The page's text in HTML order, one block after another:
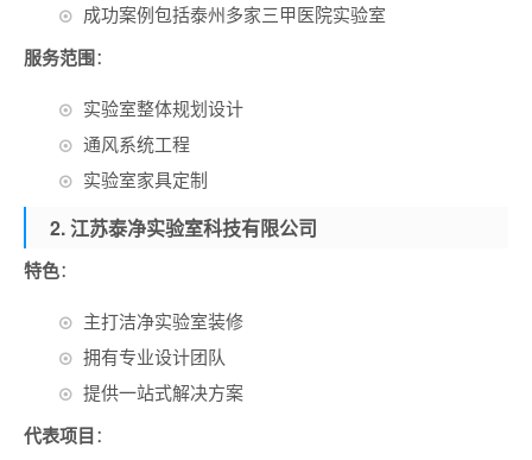
成功案例包括泰州多家三甲医院实验室
服务范围：
实验室整体规划设计
通风系统工程
实验室家具定制
2. 江苏泰净实验室科技有限公司
特色：
主打洁净实验室装修
拥有专业设计团队
提供一站式解决方案
代表项目：